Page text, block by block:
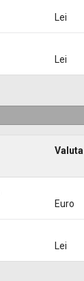
Lei
Lei
Valuta
Euro
Lei